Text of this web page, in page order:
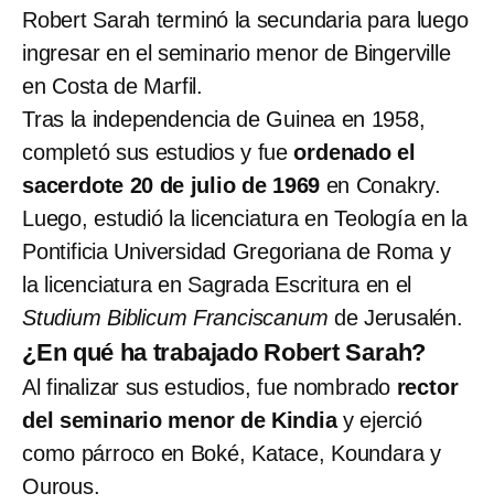
Robert Sarah terminó la secundaria para luego
ingresar en el seminario menor de Bingerville
en Costa de Marfil.
Tras la independencia de Guinea en 1958,
completó sus estudios y fueordenado el
sacerdote 20 de julio de 1969 en Conakry.
Luego, estudió la licenciatura en Teología en la
Pontificia Universidad Gregoriana de Roma y
la licenciatura en Sagrada Escritura en el
Studium Biblicum Franciscanum de Jerusalén.
¿En qué ha trabajado Robert Sarah?
Al finalizar sus estudios, fue nombrado rector
del seminario menor de Kindiay ejerció
como párroco en Boké, Katace, Koundara y
Ourous.